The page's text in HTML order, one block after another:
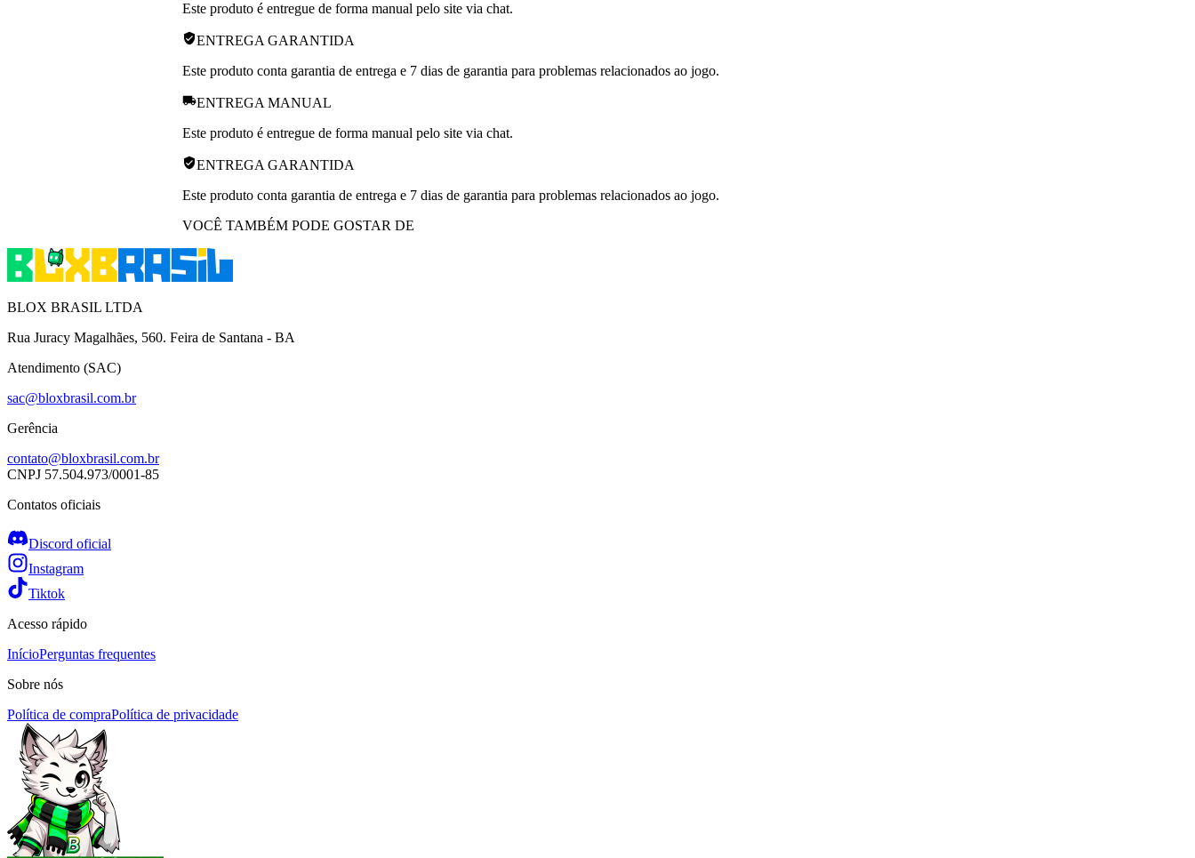
Este produto é entregue de forma manual pelo site via chat.
ENTREGA GARANTIDA
Este produto conta garantia de entrega e 7 dias de garantia para problemas relacionados ao jogo.
ENTREGA MANUAL
Este produto é entregue de forma manual pelo site via chat.
ENTREGA GARANTIDA
Este produto conta garantia de entrega e 7 dias de garantia para problemas relacionados ao jogo.
VOCÊ TAMBÉM PODE GOSTAR DE
BLOX BRASIL LTDA
Rua Juracy Magalhães, 560. Feira de Santana - BA
Atendimento (SAC)
sac@bloxbrasil.com.br
Gerência
contato@bloxbrasil.com.br
CNPJ 57.504.973/0001-85
Contatos oficiais
Discord oficial
Instagram
Tiktok
Acesso rápido
InícioPerguntas frequentes
Sobre nós
Política de compraPolítica de privacidade